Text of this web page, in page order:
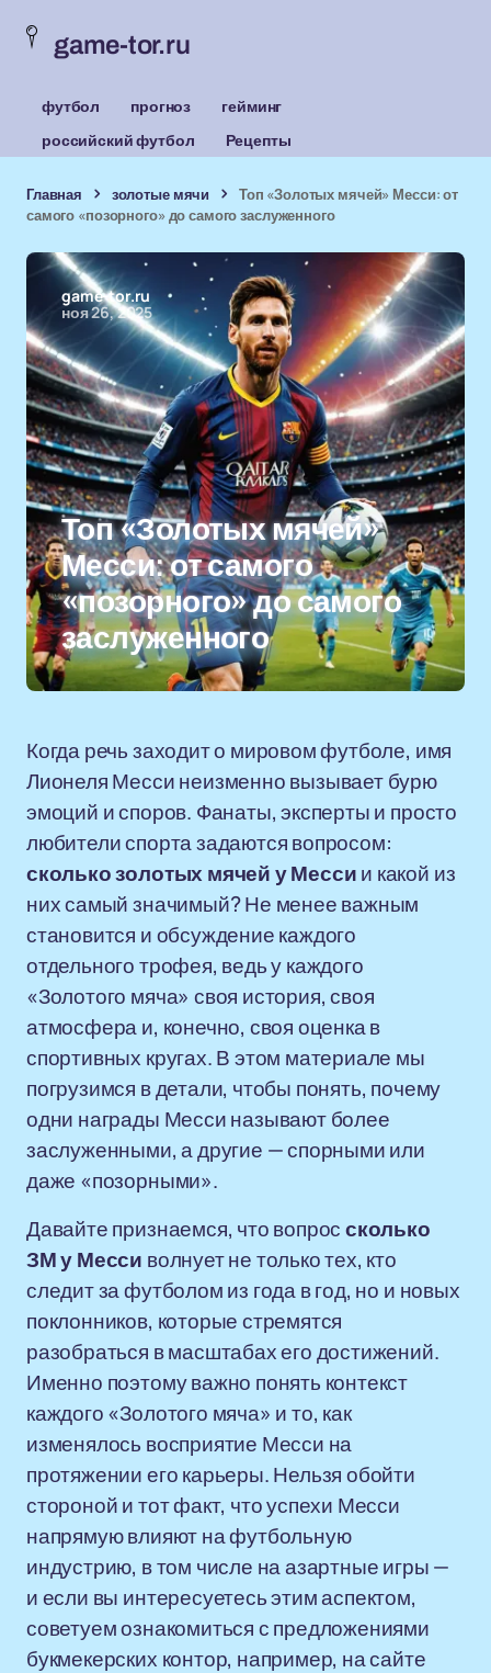
game-tor.ru
футбол прогноз
гейминг
российский футбол
Рецепты
Главная золотые мячи
Топ «Золотых мячей» Месси: от
самого «позорного» до самого заслуженного
game-tor.ru
ноя 26, 2025
Топ «Золотых мячей»
Месси: от самого
«позорного» до самого
заслуженного
Когда речь заходит о мировом футболе, имя
Лионеля Месси неизменно вызывает бурю
эмоций и споров. Фанаты, эксперты и просто
любители спорта задаются вопросом:
сколько золотых мячей у Мессии какой из
них самый значимый? Не менее важным
становится и обсуждение каждого
отдельного трофея, ведь у каждого
«Золотого мяча» своя история, своя
атмосфера и, конечно, своя оценка в
спортивных кругах. В этом материале мы
погрузимся в детали, чтобы понять, почему
одни награды Месси называют более
заслуженными, а другие — спорными или
даже «позорными».
Давайте признаемся, что вопроссколько
ЗМ у Месси волнует не только тех, кто
следит за футболом из года в год, но и новых
поклонников, которые стремятся
разобраться в масштабах его достижений.
Именно поэтому важно понять контекст
каждого «Золотого мяча» и то, как
изменялось восприятие Месси на
протяжении его карьеры. Нельзя обойти
стороной и тот факт, что успехи Месси
напрямую влияют на футбольную
индустрию, в том числе на азартные игры —
и если вы интересуетесь этим аспектом,
советуем ознакомиться с предложениями
букмекерских контор, например, на сайте